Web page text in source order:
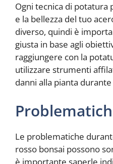
Ogni tecnica di potatura
e la bellezza del tuo
diverso, quindi è
giusta in base agli
raggiungere con la
utilizzare strumenti
danni alla pianta
Le problematiche
rosso bonsai possono
è importante saperle